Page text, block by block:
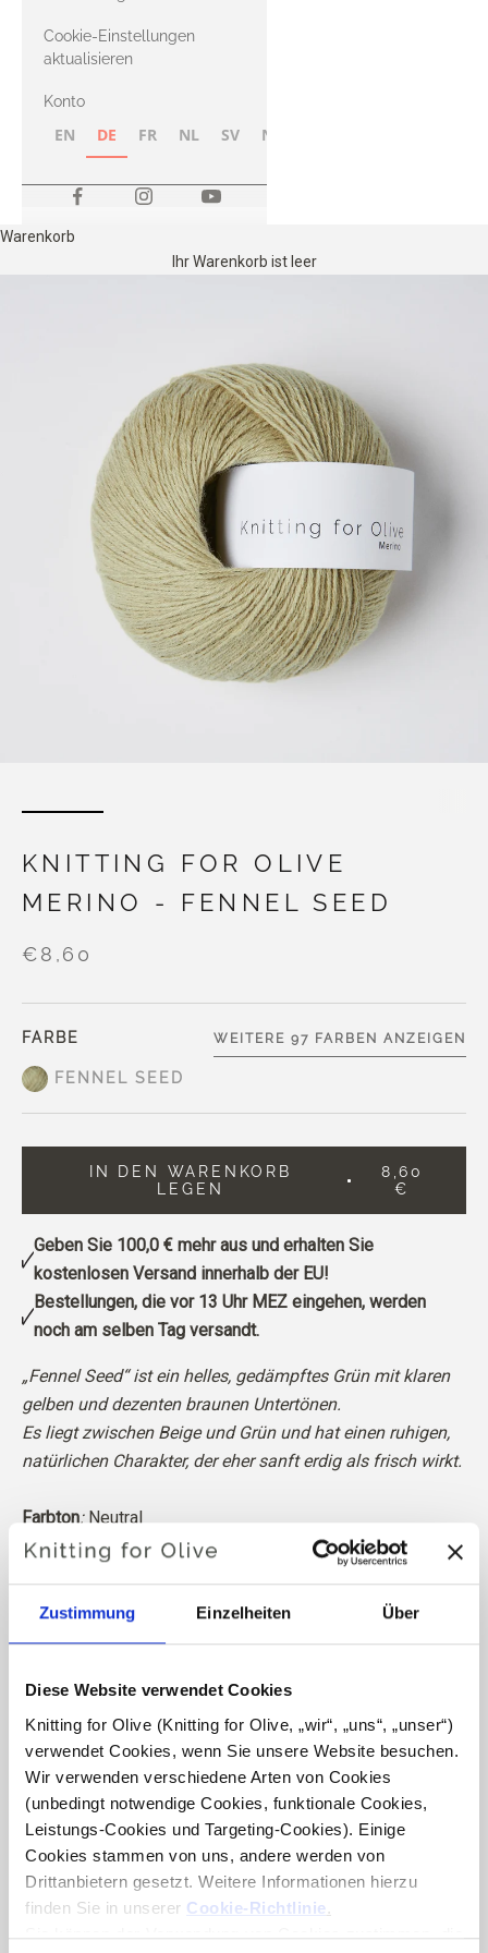
Zustimmung Einzelheiten Über
Diese Website verwendet Cookies
Knitting for Olive (Knitting for Olive, „wir“, „uns“, „unser“)
verwendet Cookies, wenn Sie unsere Website besuchen.
Wir verwenden verschiedene Arten von Cookies
(unbedingt notwendige Cookies, funktionale Cookies,
Leistungs-Cookies und Targeting-Cookies). Einige
Cookies stammen von uns, andere werden von
Drittanbietern gesetzt. Weitere Informationen hierzu
finden Sie in unserer Cookie-Richtlinie.
Sie können der Verwendung von Cookies zustimmen, die
Cookie-Einstellungen
aktualisieren
Konto
EN DE FR NL SV NB
Warenkorb
Ihr Warenkorb ist leer
KNITTING FOR OLIVE
MERINO - FENNEL SEED
€8,60
FARBE
FENNEL SEED
WEITERE 97 FARBEN ANZEIGEN
IN DEN WARENKORB
LEGEN
8,60
€
Geben Sie 100,0 €mehr aus und erhalten Sie
kostenlosen Versand innerhalb der EU!
Bestellungen, die vor 13 Uhr MEZ eingehen, werden
noch am selben Tag versandt.
„Fennel Seed“ ist ein helles, gedämpftes Grün mit klaren
gelben und dezenten braunen Untertönen.
Es liegt zwischen Beige und Grün und hat einen ruhigen,
natürlichen Charakter, der eher sanft erdig als frisch wirkt.
Farbton: Neutral
Farbsaison: Sanfter Herbst
und „Dark Autumn“
unseren Körper bei kaltem Wetter warm und gibt bei
warmem Wetter Wärme ab, wodurch unsere Haut kühl
bleibt. Gleichzeitig kann Wolle, ähnlich wie Seide,
Feuchtigkeit von der Haut wegleiten und kann 30 % ihres
Gewichts aufnehmen, ohne sich nass anzufühlen.
Unsere Merinowolle ist von unabhängiger Seite nach dem
Responsible Wool Standard (RWS) zertifiziert, der von
Control Union vergeben wird,CU 1276494.
Dieses Garn wird in Italien mit großem Respekt für das